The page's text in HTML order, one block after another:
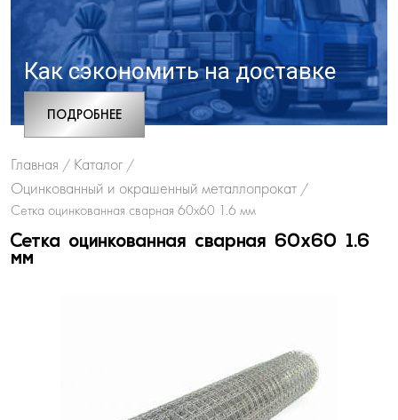
Как сэкономить на доставке
ПОДРОБНЕЕ
Главная / Каталог /
Оцинкованный и окрашенный металлопрокат /
Сетка оцинкованная сварная 60х60 1.6 мм
Сетка оцинкованная сварная 60х60 1.6
мм